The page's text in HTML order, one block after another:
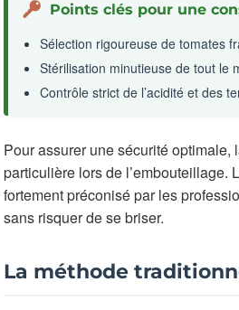
Points clés pour une
Sélection rigoureuse de tomates
Stérilisation minutieuse de tout le
Contrôle strict de l’acidité et des
Pour assurer une sécurité optimale,
particulière lors de l’embouteillage.
fortement préconisé par les
sans risquer de se briser.
La méthode